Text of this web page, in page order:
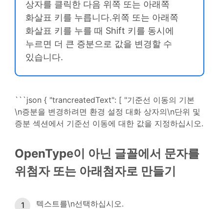
상자를 클릭한 다음 위쪽 또는 아래쪽
화살표 키를 누릅니다.위쪽 또는 아래쪽
화살표 키를 누를 때 Shift 키를 동시에
누르면 더 큰 증분으로 값을 변경할 수
있습니다.
```json { "trancreatedText": [ "기준선 이동의 기본
\n증분을 변경하려면 환경 설정 대화 상자의\n단위 및
증분 섹션에서 기준선 이동에 대한 값을 지정하십시오.
OpenType이 아닌 글꼴에서 문자를
위첨자 또는 아래첨자로 만들기
텍스트를\n선택하십시오.